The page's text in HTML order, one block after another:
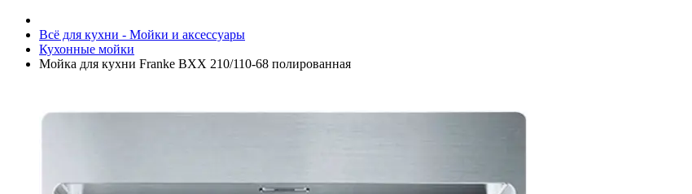
Всё для кухни - Мойки и аксессуары
Кухонные мойки
Мойка для кухни Franke BXX 210/110-68 полированная